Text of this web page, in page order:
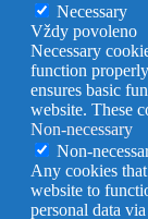
Necessary
Vždy povoleno
Necessary
function
ensures basic
website. These
Non-necessary
Non-
Any cookies
website to
personal data